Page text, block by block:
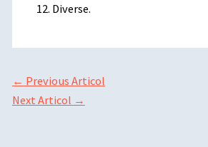
Diverse.
← Previous Articol
Next Articol →